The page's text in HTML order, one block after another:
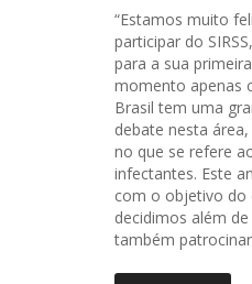
“Estamos muito
participar do
para a sua
momento apenas
Brasil tem uma
debate nesta
no que se refere
infectantes. Este
com o objetivo do
decidimos além
também